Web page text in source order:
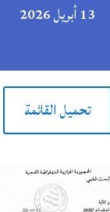
13 أبريل 2026
تحميل القائمة